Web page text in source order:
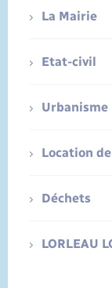
La Mairie
Etat-civil
Urbanisme
Location
Déchets
LORLEAU